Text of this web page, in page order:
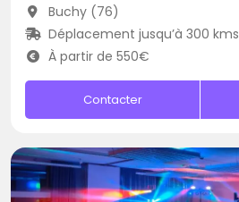
Buchy (76)
Déplacement jusqu’à 300 kms
À partir de 550€
Contacter